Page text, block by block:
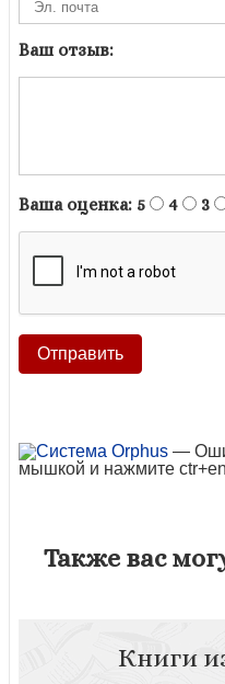
Ваш отзыв:
Ваша оценка: 5 4 3
—
мышкой и нажмите
Также вас
Книги